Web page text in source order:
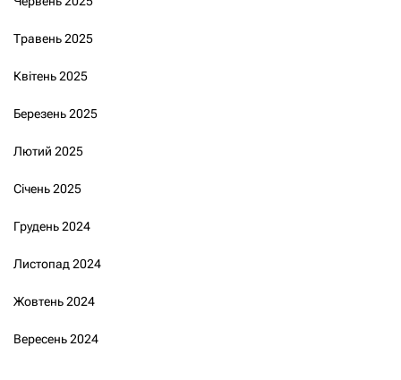
Травень 2025
Квітень 2025
Березень 2025
Лютий 2025
Січень 2025
Грудень 2024
Листопад 2024
Жовтень 2024
Вересень 2024